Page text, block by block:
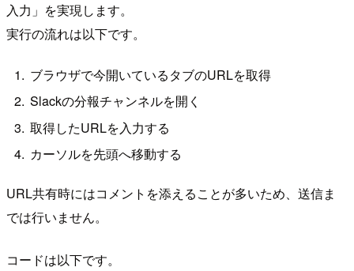
入力」を実現します。
実行の流れは以下です。
ブラウザで今開いているタブのURLを取得
Slackの分報チャンネルを開く
取得したURLを入力する
カーソルを先頭へ移動する
URL共有時にはコメントを添えることが多いため、送信ま
では行いません。
コードは以下です。